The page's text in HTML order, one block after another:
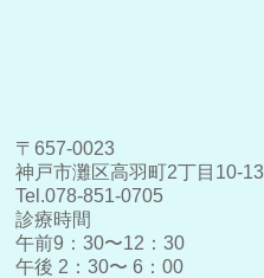
〒657-0023
神戸市灘区高羽町2丁目10-13
Tel.078-851-0705
診療時間
午前9：30〜12：30
午後 2：30〜 6：00